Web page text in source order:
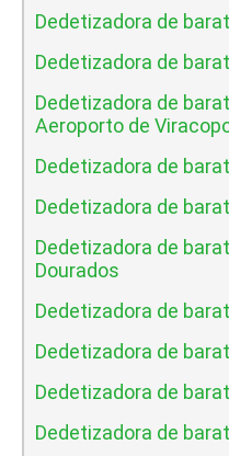
Dedetizadora de
Dedetizadora de
Dedetizadora de
Aeroporto de
Dedetizadora de
Dedetizadora de
Dedetizadora de
Dourados
Dedetizadora de
Dedetizadora de
Dedetizadora de
Dedetizadora de